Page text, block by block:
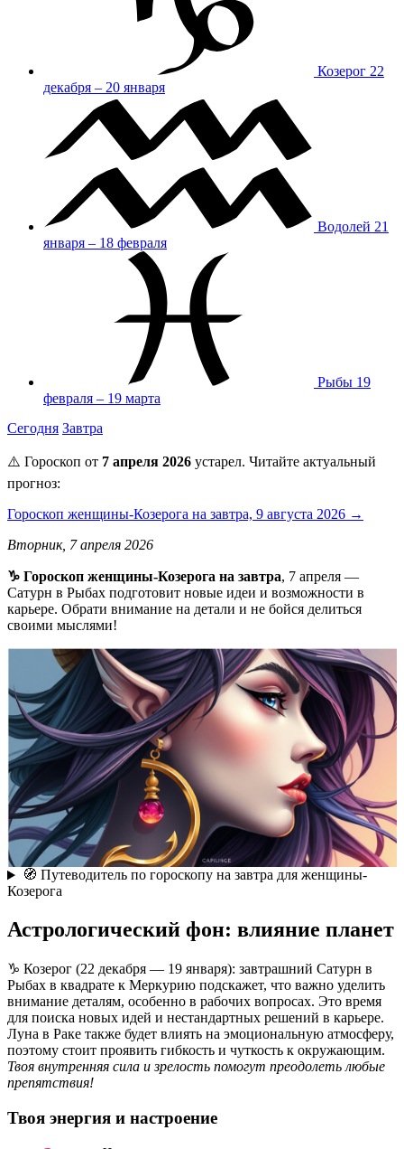
Козерог 22
декабря – 20 января
Водолей 21
января – 18 февраля
Рыбы 19
февраля – 19 марта
Сегодня Завтра
⚠️ Гороскоп от 7 апреля 2026 устарел. Читайте актуальный
прогноз:
Гороскоп женщины-Козерога на завтра, 9 августа 2026 →
Вторник, 7 апреля 2026
♑ Гороскоп женщины-Козерога на завтра, 7 апреля —
Сатурн в Рыбах подготовит новые идеи и возможности в
карьере. Обрати внимание на детали и не бойся делиться
своими мыслями!
🧭 Путеводитель по гороскопу на завтра для женщины-
Козерога
Астрологический фон: влияние планет
♑ Козерог (22 декабря — 19 января): завтрашний Сатурн в
Рыбах в квадрате к Меркурию подскажет, что важно уделить
внимание деталям, особенно в рабочих вопросах. Это время
для поиска новых идей и нестандартных решений в карьере.
Луна в Раке также будет влиять на эмоциональную атмосферу,
поэтому стоит проявить гибкость и чуткость к окружающим.
Твоя внутренняя сила и зрелость помогут преодолеть любые
препятствия!
Твоя энергия и настроение